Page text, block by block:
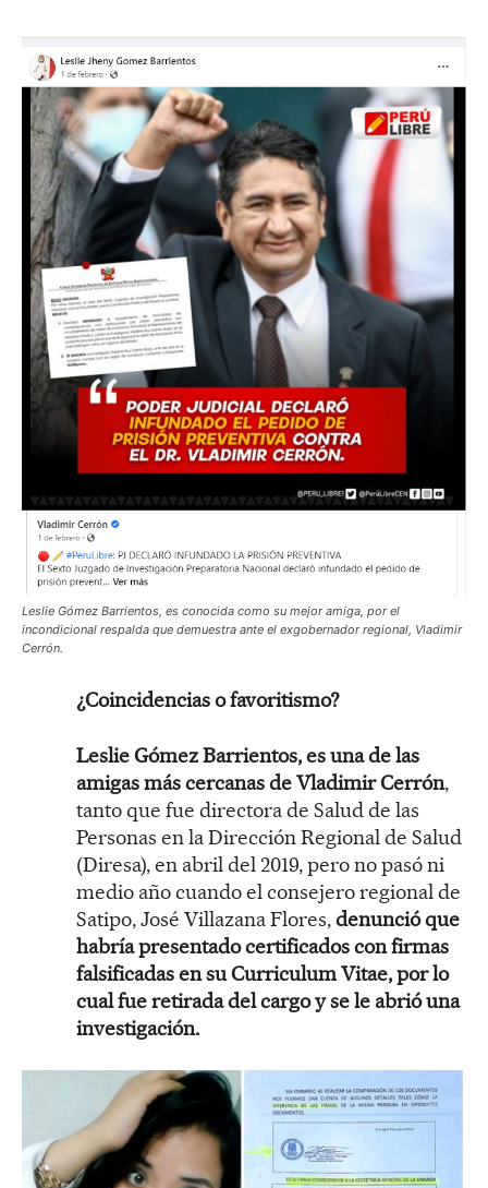
Leslie Gómez Barrientos, es conocida como su mejor amiga, por el
incondicional respalda que demuestra ante el exgobernador regional, Vladimir
Cerrón.
¿Coincidencias o favoritismo?
Leslie Gómez Barrientos, es una de las
amigas más cercanas de Vladimir Cerrón,
tanto que fue directora de Salud de las
Personas en la Dirección Regional de Salud
(Diresa), en abril del 2019, pero no pasó ni
medio año cuando el consejero regional de
Satipo, José Villazana Flores,denunció que
habría presentado certificados con firmas
falsificadas en su Curriculum Vitae, por lo
cual fue retirada del cargo y se le abrió una
investigación.